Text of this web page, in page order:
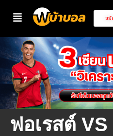
สมั
ฟอเรสต์